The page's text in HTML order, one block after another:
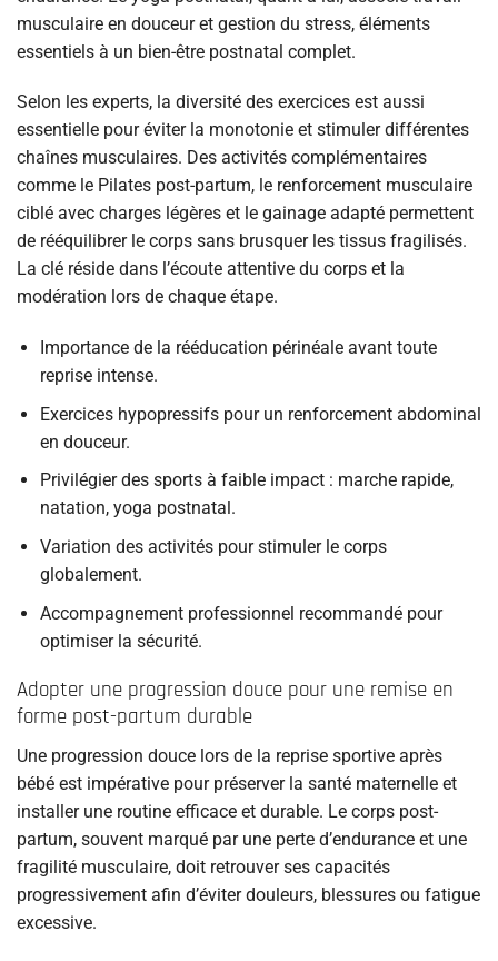
musculaire en douceur et gestion du stress, éléments
essentiels à un bien-être postnatal complet.
Selon les experts, la diversité des exercices est aussi
essentielle pour éviter la monotonie et stimuler différentes
chaînes musculaires. Des activités complémentaires
comme le Pilates post-partum, le renforcement musculaire
ciblé avec charges légères et le gainage adapté permettent
de rééquilibrer le corps sans brusquer les tissus fragilisés.
La clé réside dans l’écoute attentive du corps et la
modération lors de chaque étape.
Importance de la rééducation périnéale avant toute
reprise intense.
Exercices hypopressifs pour un renforcement abdominal
en douceur.
Privilégier des sports à faible impact : marche rapide,
natation, yoga postnatal.
Variation des activités pour stimuler le corps
globalement.
Accompagnement professionnel recommandé pour
optimiser la sécurité.
Adopter une progression douce pour une remise en
forme post-partum durable
Une progression douce lors de la reprise sportive après
bébé est impérative pour préserver la santé maternelle et
installer une routine efficace et durable. Le corps post-
partum, souvent marqué par une perte d’endurance et une
fragilité musculaire, doit retrouver ses capacités
progressivement afin d’éviter douleurs, blessures ou fatigue
excessive.